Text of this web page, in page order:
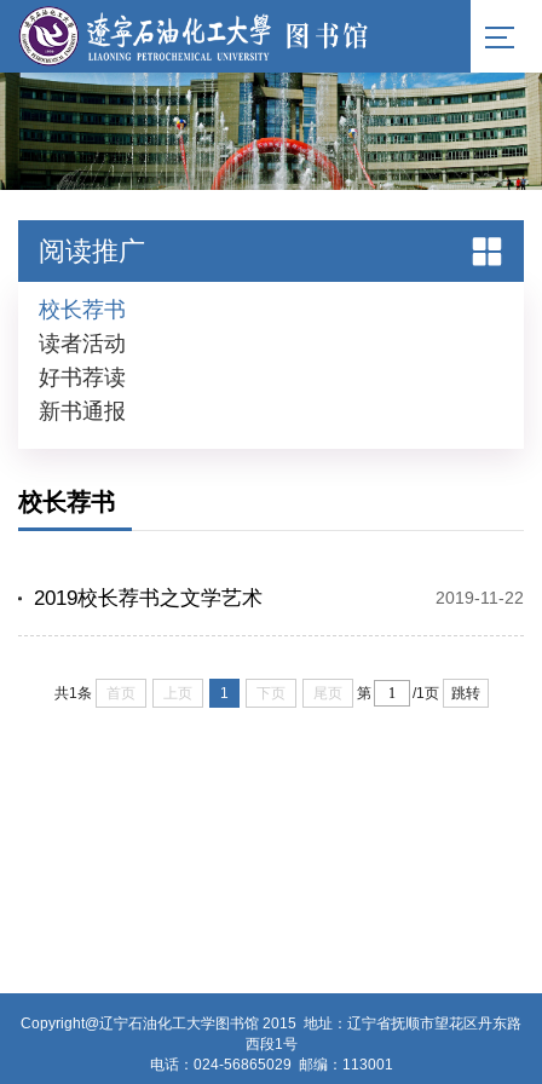
阅读推广
校长荐书
读者活动
好书荐读
新书通报
校长荐书
2019校长荐书之文学艺术 2019-11-22
共1条 首页 上页 1 下页 尾页 第 /1页 跳转
Copyright@辽宁石油化工大学图书馆 2015 地址：辽宁省抚顺市望花区丹东路
西段1号
电话：024-56865029 邮编：113001